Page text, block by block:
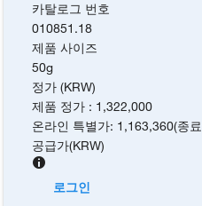
카탈로그 번호
010851.18
제품 사이즈
50g
정가 (KRW)
제품 정가 : 1,322,000
온라인 특별가: 1,163,360(종료
공급가(KRW)
로그인